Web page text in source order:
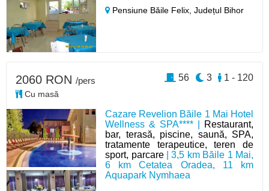
Pensiune Băile Felix,Județul Bihor
Cazare Revelion Băile 1 Mai Hotel
Wellness & SPA**** |
Restaurant,
bar, terasă, piscine, saună, SPA,
tratamente terapeutice, teren de
sport, parcare| 3,5 km Băile 1 Mai,
6 km Cetatea Oradea, 11 km
Aquapark Nymhaea
2060 RON /pers
Cu masă
1 - 120
3
56